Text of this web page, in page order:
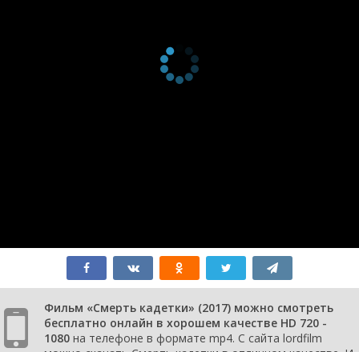
Фильм «Смерть кадетки» (2017) можно смотреть
бесплатно онлайн в хорошем качестве HD 720 -
1080 на телефоне в формате mp4. С сайта lordfilm